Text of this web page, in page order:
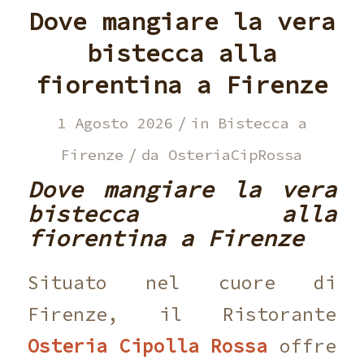
Dove mangiare la vera
bistecca alla
fiorentina a Firenze
1 Agosto 2026 / in Bistecca a
Firenze / da OsteriaCipRossa
Dove mangiare la vera
bistecca alla
fiorentina a Firenze
Situato nel cuore di
Firenze, il Ristorante
Osteria Cipolla Rossa offre